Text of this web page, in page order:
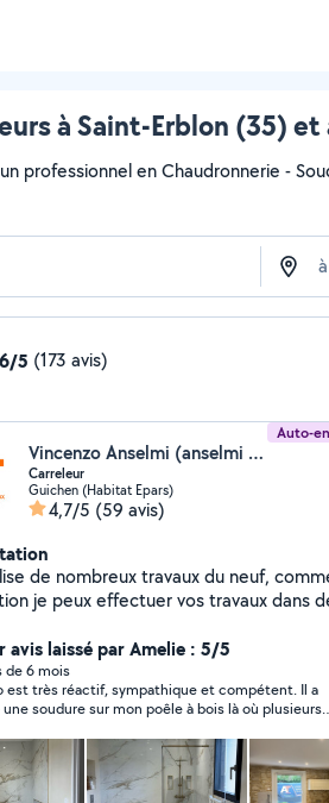
à Saint-Erblon (35)
professionnel en Chaudronnerie -
à
5 (173 avis)
Auto-
Vincenzo Anselmi (anselmi travaux)
Carreleur
Guichen (Habitat Epars)
4,7/5 (59 avis)
de nombreux travaux du neuf,
dans de
comme professionnel . Devis et
pour toute demande, Mon
de téléphone est sur mon profil
avis laissé par Amelie : 5/5
de 6 mois
est très réactif, sympathique et compétent. Il a
soudure sur mon poêle à bois là où plusieurs
respectueux de la maison où il intervient, et tout
tarif raisonnable. Je le recommande sans hésiter!!